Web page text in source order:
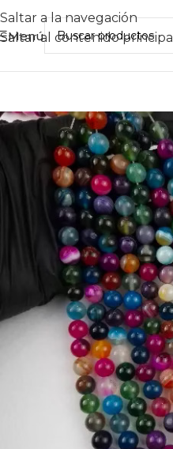
Saltar a la navegación
Saltar al contenido principal
Menú